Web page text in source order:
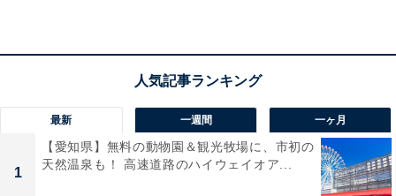
最新 一週間 一ヶ月
1
【愛知県】無料の動物園＆観光牧場に、市初の
天然温泉も！ 高速道路のハイウェイオア...